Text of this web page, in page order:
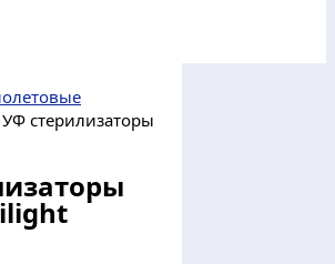
стерилизаторы